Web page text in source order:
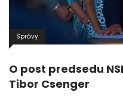
Správy
O post predsedu
Tibor Csenger